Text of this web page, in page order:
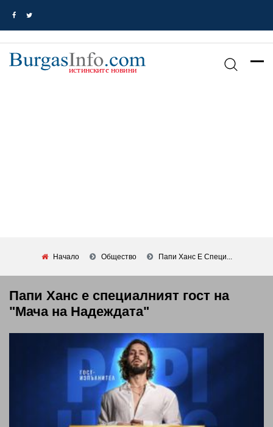
Начало Общество Папи Ханс Е Специ...
Папи Ханс е специалният гост на
"Мача на Надеждата"